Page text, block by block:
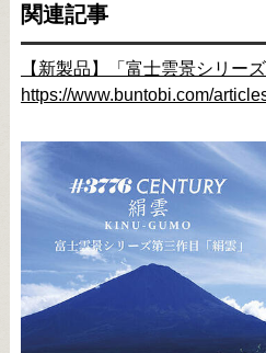
関連記事
【新製品】「富士雲景シリー
https://www.buntobi.com/